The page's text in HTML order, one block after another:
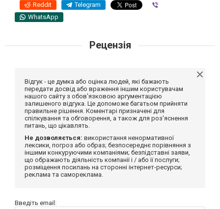
Reddit Telegram
WhatsApp
Рецензія
Відгук - це думка або оцінка людей, які бажають
передати досвід або враження іншим користувачам
нашого сайту з обов'язковою аргументацією
залишеного відгука. Це допоможе багатьом прийняти
правильне рішення. Коментарі призначені для
спілкування та обговорення, а також для роз'яснення
питань, що цікавлять.
Не дозволяється: використання ненормативної
лексики, погроз або образ; безпосереднє порівняння з
іншими конкуруючими компаніями; безпідставні заяви,
що ображають діяльність компанії і / або її послуги;
розміщення посилань на сторонні інтернет-ресурси;
реклама та самореклама.
Введіть email: